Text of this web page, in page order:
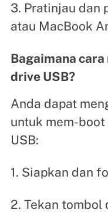
3. Pratinjau dan
atau MacBook
Bagaimana
drive USB?
Anda dapat
untuk mem-
USB:
1. Siapkan dan
2. Tekan tombol